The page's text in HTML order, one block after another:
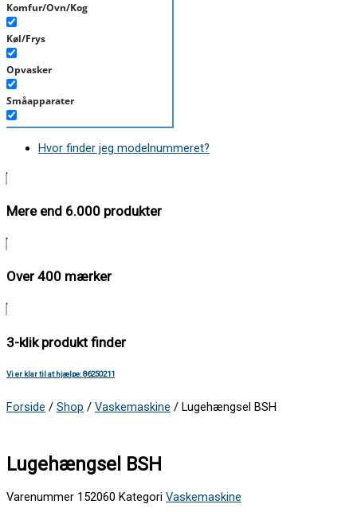
Komfur/Ovn/Kog
Køl/Frys
Opvasker
Småapparater
Støvsuger
Hvor finder jeg modelnummeret?
Mere end 6.000 produkter
Over 400 mærker
3-klik produkt finder
Vi er klar til at hjælpe: 86250211
Forside / Shop / Vaskemaskine / Lugehængsel BSH
Lugehængsel BSH
Varenummer 152060 Kategori Vaskemaskine